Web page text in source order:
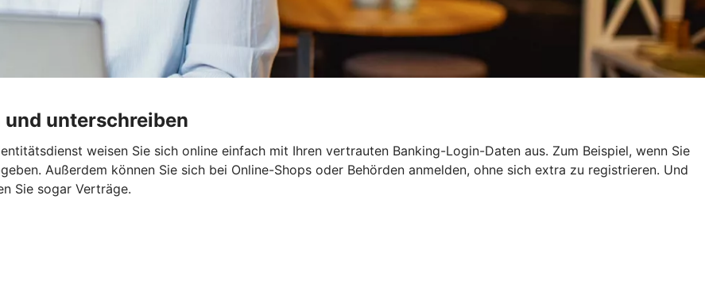
unterschreiben
weisen Sie sich online einfach mit Ihren vertrauten Banking-Login-Daten aus. Zum Beispiel, wenn Sie
Außerdem können Sie sich bei Online-Shops oder Behörden anmelden, ohne sich extra zu registrieren. Und
Sie sogar Verträge.